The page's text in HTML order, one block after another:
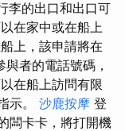
李的出口和出口可
在家中或在船上
上，該申請將在
者的電話號碼，
在船上訪問有限
示。 沙鹿按摩 登
闆卡卡，將打開機